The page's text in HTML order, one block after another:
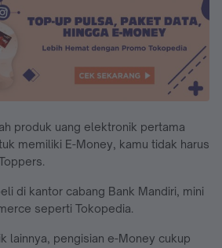
produk uang elektronik pertama
memiliki E-Money, kamu tidak harus
di kantor cabang Bank Mandiri, mini
seperti Tokopedia.
lainnya, pengisian e-Money cukup